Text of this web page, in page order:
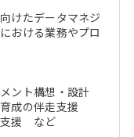
けたデータマネジ
おける業務やプロ
ント構想・設計
成の伴走支援
支援 など